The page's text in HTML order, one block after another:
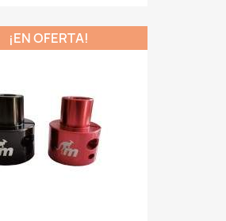
¡EN OFERTA!